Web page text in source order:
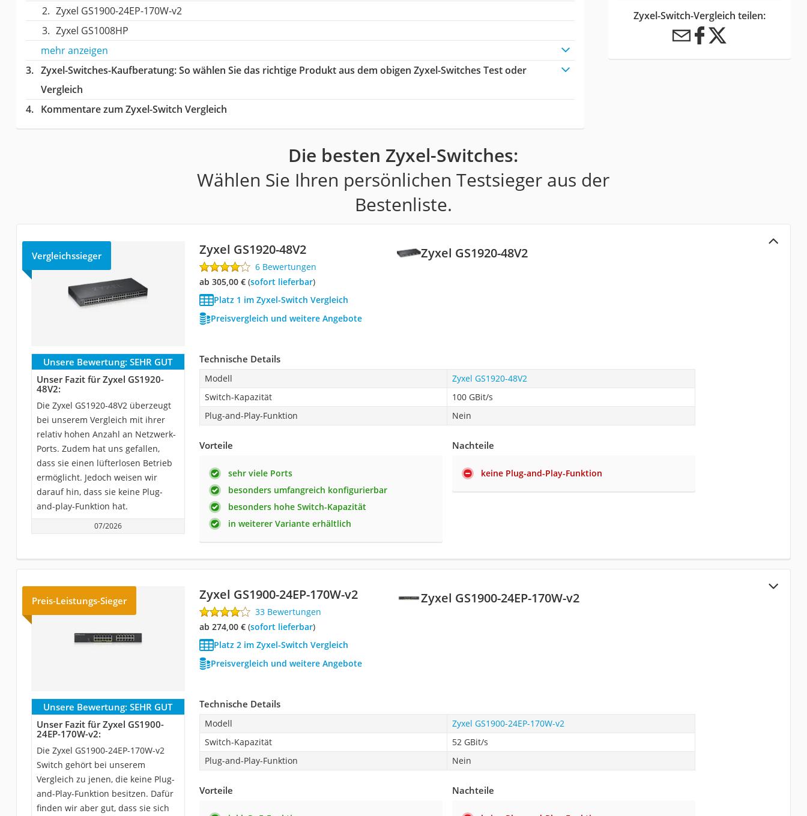
Zyxel GS1900-24EP-170W-v2
Zyxel GS1008HP
mehr anzeigen
Zyxel-Switches-Kaufberatung: So wählen Sie das richtige Produkt aus dem obigen Zyxel-Switches Test oder
Vergleich
Kommentare zum Zyxel-Switch Vergleich
Zyxel-Switch-Vergleich teilen:
Die besten Zyxel-Switches:
Wählen Sie Ihren persönlichen Testsieger aus der
Bestenliste.
Zyxel GS1920-48V2
Vergleichssieger Zyxel GS1920-48V2
6 Bewertungen
ab 305,00 €( Sofort lieferbar)
Platz 1 im Zyxel-Switch Vergleich
Preisvergleich und weitere Angebote
Unsere Bewertung: SEHR GUT
Unser Fazit für Zyxel GS1920-
48V2:
Die Zyxel GS1920-48V2 überzeugt
bei unserem Vergleich mit ihrer
relativ hohen Anzahl an Netzwerk-
Ports. Zudem hat uns gefallen,
dass sie einen lüfterlosen Betrieb
ermöglicht. Jedoch weisen wir
darauf hin, dass sie keine Plug-
and-play-Funktion hat.
07/2026
Technische Details
Modell
Zyxel GS1920-48V2
Switch-Kapazität
100 GBit/s
Plug-and-Play-Funktion
Nein
Vorteile
sehr viele Ports
besonders umfangreich konfigurierbar
besonders hohe Switch-Kapazität
in weiterer Variante erhältlich
Nachteile
keine Plug-and-Play-Funktion
Zyxel GS1900-24EP-170W-v2
Preis-Leistungs-Sieger Zyxel GS1900-24EP-170W-v2
33 Bewertungen
ab 274,00 €( Sofort lieferbar)
Platz 2 im Zyxel-Switch Vergleich
Preisvergleich und weitere Angebote
Unsere Bewertung: SEHR GUT
Unser Fazit für Zyxel GS1900-
24EP-170W-v2:
Die Zyxel GS1900-24EP-170W-v2
Switch gehört bei unserem
Vergleich zu jenen, die keine Plug-
and-Play-Funktion besitzen. Dafür
finden wir aber gut, dass sie sich
Technische Details
Modell
Zyxel GS1900-24EP-170W-v2
Switch-Kapazität
52 GBit/s
Plug-and-Play-Funktion
Nein
Vorteile Nachteile